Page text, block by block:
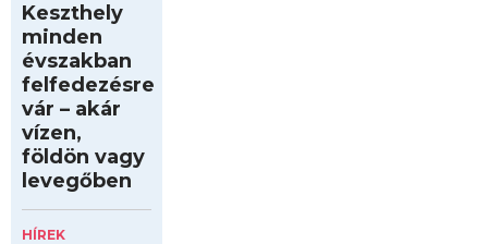
Keszthely
minden
évszakban
felfedezésre
vár – akár
vízen,
földön vagy
levegőben
HÍREK